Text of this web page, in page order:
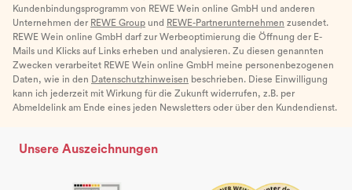
Kundenbindungsprogramm von REWE Wein online GmbH und anderen
Unternehmen der REWE Group und REWE-Partnerunternehmen zusendet.
REWE Wein online GmbH darf zur Werbeoptimierung die Öffnung der E-
Mails und Klicks auf Links erheben und analysieren. Zu diesen genannten
Zwecken verarbeitet REWE Wein online GmbH meine personenbezogenen
Daten, wie in den Datenschutzhinweisen beschrieben. Diese Einwilligung
kann ich jederzeit mit Wirkung für die Zukunft widerrufen, z.B. per
Abmeldelink am Ende eines jeden Newsletters oder über den Kundendienst.
Unsere Auszeichnungen